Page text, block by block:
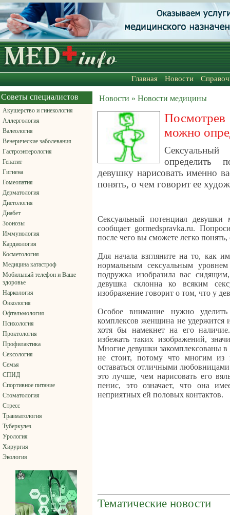
Главная Новости
Советы специалистов
Акушерство и гинекология
Аллергология
Валеология
Венерические заболевания
Гастроэнтерология
Гепатит
Гигиена
Гомеопатия
Дерматология
Диетология
Диабет
Зоонозы
Иммунология
Кардиология
Косметология
Медицина катастроф
Мобильный телефон и Ваше
здоровье
Наркология
Онкология
Офтальмология
Психология
Проктология
Профилактика
Сексология
Семья
СПИД
Спортивное питание
Стоматология
Стресс
Травматология
Туберкулез
Урология
Хирургия
Экология
Новости » Новости медицины
можно
определить
девушку нарисовать именно
понять, о чем говорит ее
Сексуальный потенциал
сообщает gormedspravka.ru.
после чего вы сможете легко
Для начала взгляните на то, как
нормальным сексуальным
подружка изобразила вас
девушка склонна ко всяким
изображение говорит о том, что у
Особое внимание нужно
комплексов женщина не удержится
хотя бы намекнет на его
избежать таких изображений,
Многие девушки закомплексованы в
не стоит, потому что многим
оставаться отличными
это лучше, чем нарисовать его
пенис, это означает, что она
неприятных ей половых контактов.
Тематические новости